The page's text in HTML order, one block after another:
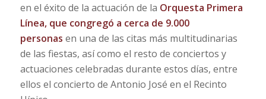
en el éxito de la actuación de la Orquesta Primera
Línea, que congregó a cerca de 9.000
personas en una de las citas más multitudinarias
de las fiestas, así como el resto de conciertos y
actuaciones celebradas durante estos días, entre
ellos el concierto de Antonio José en el Recinto